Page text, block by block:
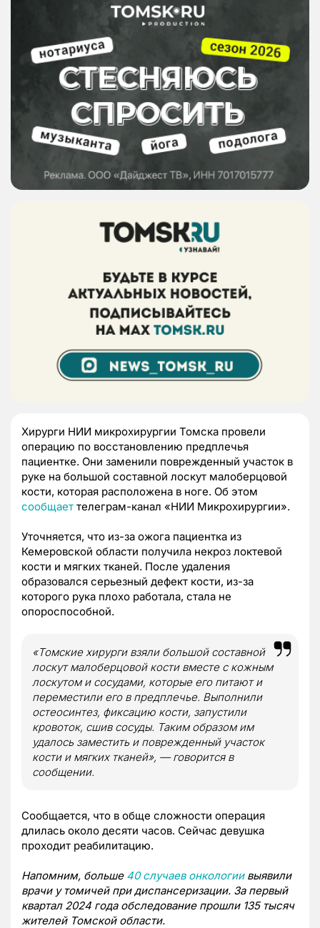
Хирурги НИИ микрохирургии Томска провели
операцию по восстановлению предплечья
пациентке. Они заменили поврежденный участок в
руке на большой составной лоскут малоберцовой
кости, которая расположена в ноге. Об этом
сообщает телеграм-канал «НИИ Микрохирургии».
Уточняется, что из-за ожога пациентка из
Кемеровской области получила некроз локтевой
кости и мягких тканей. После удаления
образовался серьезный дефект кости, из-за
которого рука плохо работала, стала не
опороспособной.
«Томские хирурги взяли большой составной
лоскут малоберцовой кости вместе с кожным
лоскутом и сосудами, которые его питают и
переместили его в предплечье. Выполнили
остеосинтез, фиксацию кости, запустили
кровоток, сшив сосуды. Таким образом им
удалось заместить и поврежденный участок
кости и мягких тканей», — говорится в
сообщении.
Сообщается, что в обще сложности операция
длилась около десяти часов. Сейчас девушка
проходит реабилитацию.
Напомним, больше 40 случаев онкологиивыявили
врачи у томичей при диспансеризации. За первый
квартал 2024 года обследование прошли 135 тысяч
жителей Томской области.